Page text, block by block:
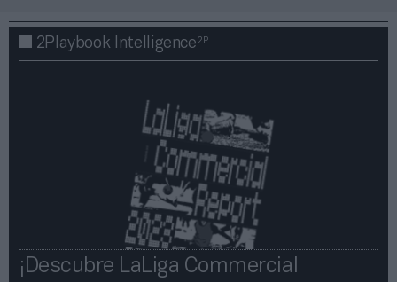
2Playbook Intelligence2P
¡Descubre LaLiga Commercial